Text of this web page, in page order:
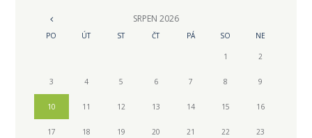
SRPEN 2026
PO ÚT ST ČT PÁ SO NE
1 2
3 4 5 6 7 8 9
10 11 12 13 14 15 16
17 18 19 20 21 22 23